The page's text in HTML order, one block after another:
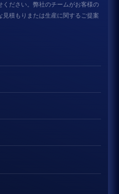
ださい。弊社のチームがお客様の
積もりまたは生産に関するご提案